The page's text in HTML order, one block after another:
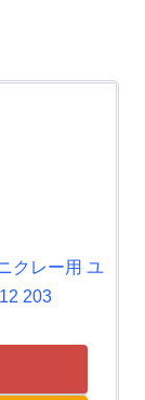
クレー用 ユ
203